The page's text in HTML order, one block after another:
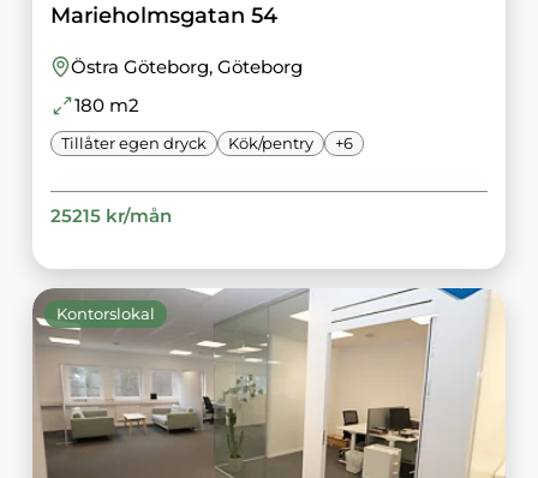
Marieholmsgatan 54
Östra Göteborg, Göteborg
180m2
Tillåter egen dryck Kök/pentry +6
25215kr/mån
Kontorslokal